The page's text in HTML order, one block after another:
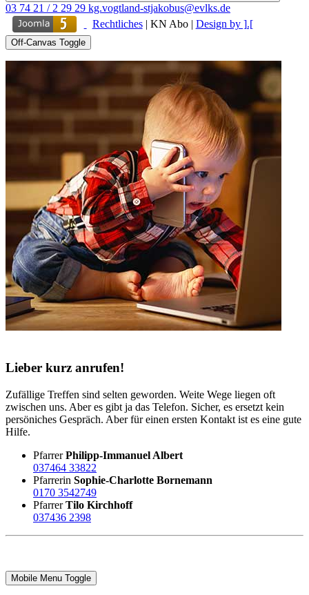
03 74 21 / 2 29 29 kg.vogtland-stjakobus@evlks.de
Rechtliches| KN Abo| Design by ].[
Off-Canvas Toggle
Lieber kurz anrufen!
Zufällige Treffen sind selten geworden. Weite Wege liegen oft
zwischen uns. Aber es gibt ja das Telefon. Sicher, es ersetzt kein
persöniches Gespräch. Aber für einen ersten Kontakt ist es eine gute
Hilfe.
PfarrerPhilipp-Immanuel Albert
037464 33822
Pfarrerin Sophie-Charlotte Bornemann
0170 3542749
PfarrerTilo Kirchhoff
037436 2398
Mobile Menu Toggle